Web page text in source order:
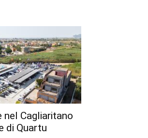
Cagliaritano
di Quartu